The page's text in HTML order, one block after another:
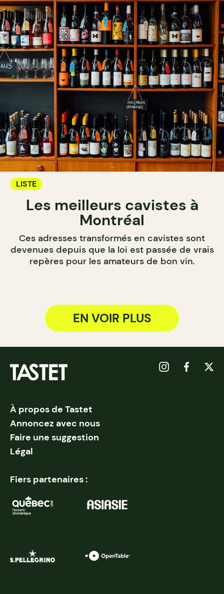
LISTE
Les meilleurs cavistes à
Montréal
Ces adresses transformés en cavistes sont
devenues depuis que la loi est passée de vrais
repères pour les amateurs de bon vin.
EN VOIR PLUS
À propos de Tastet
Annoncez avec nous
Faire une suggestion
Légal
Fiers partenaires :